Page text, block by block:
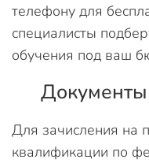
телефону для
специалисты
обучения под ваш
Документы
Для зачисления на
квалификации по